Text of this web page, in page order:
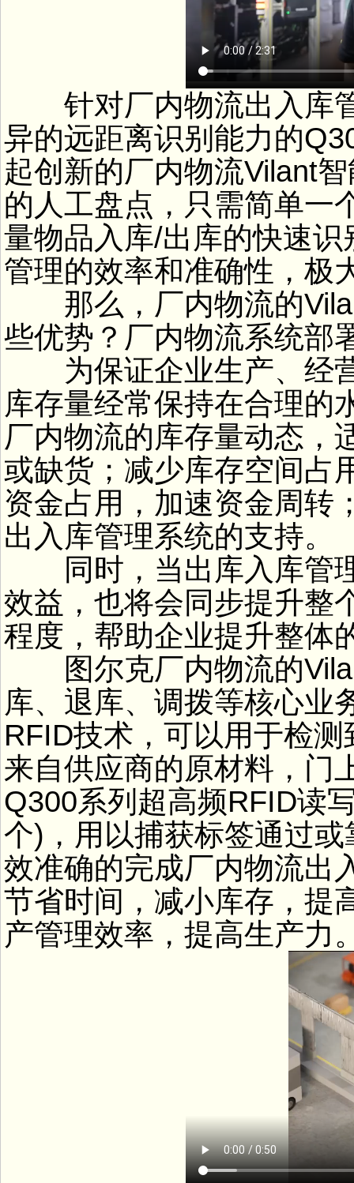
针对厂内物流出入库管
异的远距离识别能力的
起创新的厂内物流Vilant
的人工盘点，只需简单一
量物品入库/出库的快速
管理的效率和准确性，极
那么，厂内物流的
些优势？厂内物流系统部
为保证企业生产、经营
库存量经常保持在合理的
厂内物流的库存量动态，
或缺货；减少库存空间占
资金占用，加速资金周转
出入库管理系统的支持。
同时，当出库入库管理
效益，也将会同步提升整
程度，帮助企业提升整体
图尔克厂内物流的
库、退库、调拨等核心业
RFID技术，可以用于检
来自供应商的原材料，门
Q300系列超高频RFID读
个)，用以捕获标签通过
效准确的完成厂内物流出
节省时间，减小库存，提
产管理效率，提高生产力